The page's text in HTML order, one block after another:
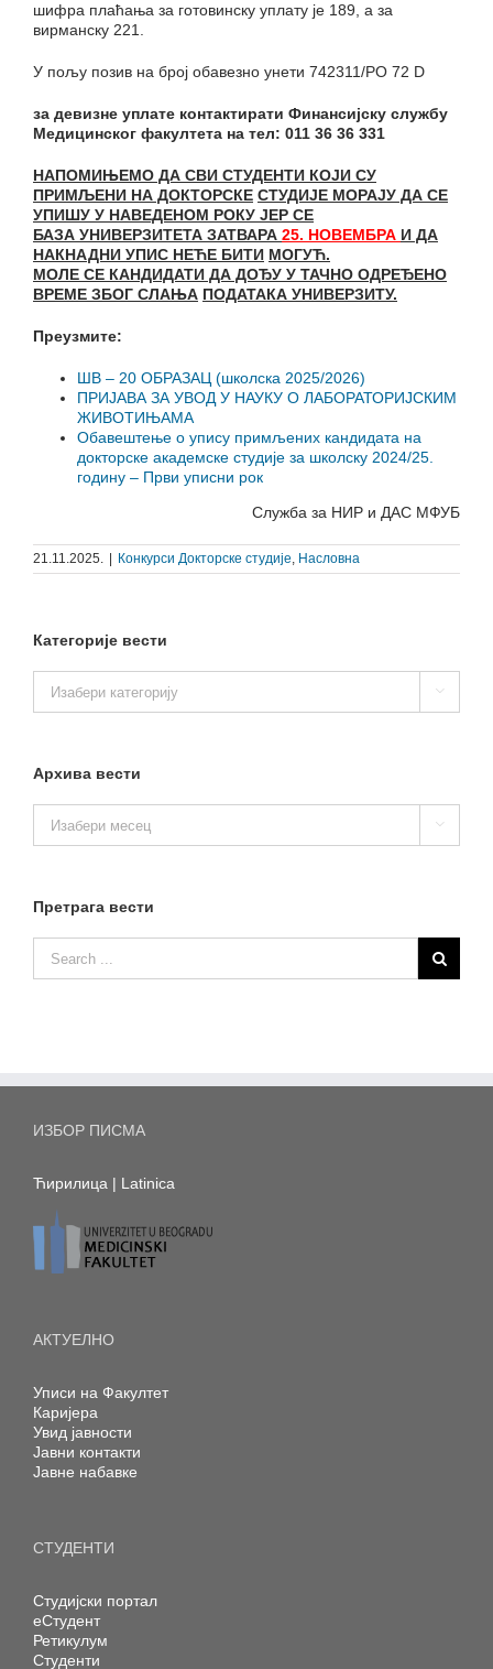
шифра плаћања за готовинску уплату је 189, а за
вирманску 221.
У пољу позив на број обавезно унети 742311/PO 72 D
за девизне уплате контактирати Финансијску службу
Медицинског факултета на тел: 011 36 36 331
НАПОМИЊЕМО ДА СВИ СТУДЕНТИ КОЈИ СУ
ПРИМЉЕНИ НА ДОКТОРСКЕ СТУДИЈЕ МОРАЈУ ДА СЕ
УПИШУ У НАВЕДЕНОМ РОКУ ЈЕР СЕ
БАЗА УНИВЕРЗИТЕТА ЗАТВАРА 25. НОВЕМБРА И ДА
НАКНАДНИ УПИС НЕЋЕ БИТИ МОГУЋ.
МОЛЕ СЕ КАНДИДАТИ ДА ДОЂУ У ТАЧНО ОДРЕЂЕНО
ВРЕМЕ ЗБОГ СЛАЊА ПОДАТАКА УНИВЕРЗИТУ.
Преузмите:
ШВ – 20 ОБРАЗАЦ (школска 2025/2026)
ПРИЈАВА ЗА УВОД У НАУКУ О ЛАБОРАТОРИЈСКИМ
ЖИВОТИЊАМА
Обавештење о упису примљених кандидата на
докторске академске студије за школску 2024/25.
годину – Први уписни рок
Служба за НИР и ДАС МФУБ
21.11.2025. Конкурси Докторске студије, Насловна
Категорије вести
вести

Архива вести
вести

Претрага вести
ИЗБОР ПИСМА
Ћирилица | Latinica
АКТУЕЛНО
Уписи на Факултет
Каријера
Увид јавности
Јавни контакти
Јавне набавке
СТУДЕНТИ
Студијски портал
еСтудент
Ретикулум
Студенти